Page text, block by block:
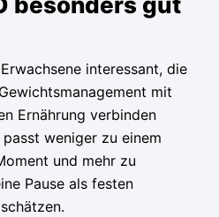
interessant, die
mit
Ernährung verbinden
weniger zu einem
und mehr zu
Pause als festen